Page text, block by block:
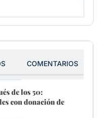
COMENTARIOS
de los 50:
con donación de